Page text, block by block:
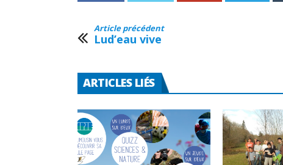
Article précédent
Lud’eau vive
ARTICLES LIÉS